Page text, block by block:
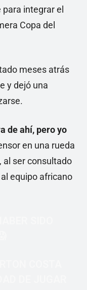
integrar el
Copa del
meses atrás
y dejó una
de ahí, pero yo
en una rueda
al ser consultado
equipo africano